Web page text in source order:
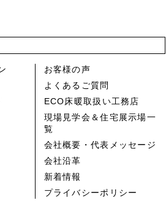
お客様の声
よくあるご質問
ECO床暖取扱い工務店
現場見学会＆住宅展示場一
覧
会社概要・代表メッセージ
会社沿革
新着情報
プライバシーポリシー